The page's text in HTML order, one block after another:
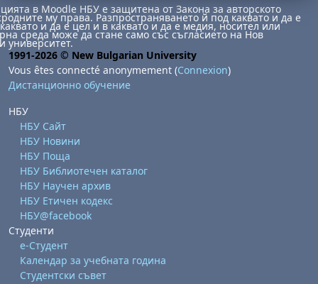
samedi 1 août
dimanche 2 août
août
août14 août
samedi 15 août
dimanche 16 août
août
août 21 août
samedi 22 août
dimanche 23 août
août
août 28 août
samedi 29 août
dimanche 30 août
в Moodle НБУ е защитена от Закона за авторското
му права. Разпространяването й под каквато и да е
и да е цел и в каквато и да е медия, носител или
среда може да стане само със съгласието на Нов
университет.
1991-2026 © New Bulgarian University
Vous êtes connecté anonymement (Connexion)
Дистанционно обучение
НБУ
НБУ Сайт
НБУ Новини
НБУ Поща
НБУ Библиотечен каталог
НБУ Научен архив
НБУ Етичен кодекс
НБУ@facebook
Студенти
е-Студент
Календар за учебната година
Студентски съвет